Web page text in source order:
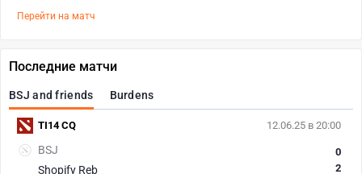
Перейти на матч
Последние матчи
BSJ and friends Burdens
12.06.25 в 20:00
BSJ
Shopify Reb
0
2
TI14 CQ